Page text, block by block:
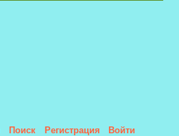
Поиск Регистрация Войти